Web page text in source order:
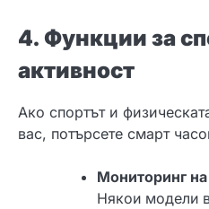
4. Функции за
активност
Ако спортът и
вас, потърсете смарт
Мониторинг
Някои модели